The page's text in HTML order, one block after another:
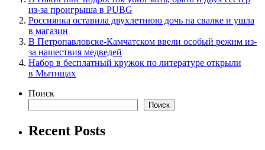
из-за проигрыша в PUBG
Россиянка оставила двухлетнюю дочь на свалке и ушла
в магазин
В Петропавловске-Камчатском ввели особый режим из-
за нашествия медведей
Набор в бесплатный кружок по литературе открыли
в Мытищах
Поиск
Поиск
Recent Posts